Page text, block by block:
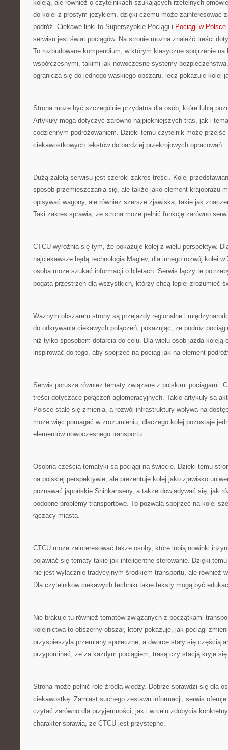
koleją, ale również o czytelnikach szukających rzetelnych
do kolei z prostym językiem, dzięki czemu może zainteresować
podróż. Ciekawe linki to Superszybkie Pociągi i Pociągi w Polsce
serwisu jest świat pociągów. Na stronie można znaleźć treści
To rozbudowane kompendium, w którym klasyczne spojrzenie
współczesnymi, takimi jak nowoczesne systemy
ogranicza się do jednego wąskiego obszaru, lecz pokazuje kolej
Strona może być szczególnie przydatna dla osób, które lubią
Artykuły mogą dotyczyć zarówno najpiękniejszych tras, jak i
codziennym podróżowaniem. Dzięki temu czytelnik może
ciekawostkowych tekstów do bardziej przekrojowych opracowań.
Dużą zaletą serwisu jest szeroki zakres treści. Kolej
sposób przemieszczania się, ale także jako element krajobrazu
opisywać wagony, ale również szersze zjawiska, takie jak
Taki zakres sprawia, że strona może pełnić funkcję zarówno
CTCU wyróżnia się tym, że pokazuje kolej z wielu perspektyw.
najciekawsze będą technologia Maglev, dla innego rozwój kolei
osoba może szukać informacji o biletach. Serwis łączy te
bogatą przestrzeń dla wszystkich, którzy chcą lepiej zrozumieć
Ważnym obszarem strony są przejazdy regionalne i
do odkrywania ciekawych połączeń, pokazując, że podróż
niż tylko sposobem dotarcia do celu. Dla wielu osób jazda koleją
inspirować do tego, aby spojrzeć na pociąg jak na element
Serwis porusza również tematy związane z polskimi pociągami.
treści dotyczące połączeń aglomeracyjnych. Takie artykuły są
Polsce stale się zmienia, a rozwój infrastruktury wpływa na
może więc pomagać w zrozumieniu, dlaczego kolej pozostaje
elementów nowoczesnego transportu.
Osobną częścią tematyki są pociągi na świecie. Dzięki temu
na polskiej perspektywie, ale prezentuje kolej jako zjawisko
poznawać japońskie Shinkanseny, a także dowiadywać się, jak
podobne problemy transportowe. To pozwala spojrzeć na kolej
łączący miasta.
CTCU może zainteresować także osoby, które lubią nowinki
pojawiać się tematy takie jak inteligentne sterowanie. Dzięki
nie jest wyłącznie tradycyjnym środkiem transportu, ale również
Dla czytelników ciekawych techniki takie teksty mogą być
Nie brakuje tu również tematów związanych z początkami
kolejnictwa to obszerny obszar, który pokazuje, jak pociągi
przyspieszyła przemiany społeczne, a dworce stały się częścią
przypominać, że za każdym pociągiem, trasą czy stacją kryje
Strona może pełnić rolę źródła wiedzy. Dobrze sprawdzi się dla
ciekawostkę. Zamiast suchego zestawu informacji, serwis
czytać zarówno dla przyjemności, jak i w celu zdobycia
charakter sprawia, że CTCU jest przystępne.